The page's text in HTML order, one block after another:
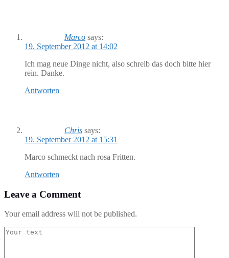
Marco says:
19. September 2012 at 14:02
Ich mag neue Dinge nicht, also schreib das doch bitte hier
rein. Danke.
Antworten
Chris says:
19. September 2012 at 15:31
Marco schmeckt nach rosa Fritten.
Antworten
Leave a Comment
Your email address will not be published.